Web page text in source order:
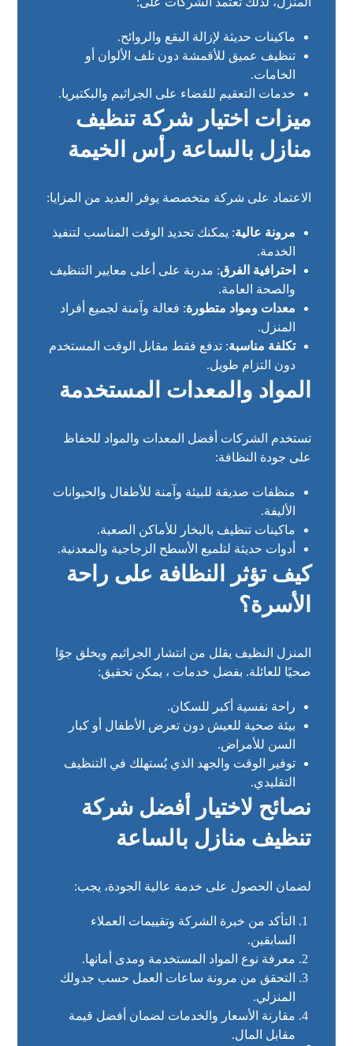
ماكينات حديثة لإزالة البقع والروائح.
تنظيف عميق للأقمشة دون تلف الألوان أو
الخامات.
خدمات التعقيم للقضاء على الجراثيم والبكتيريا.
ميزات اختيار شركة تنظيف
منازل بالساعة رأس الخيمة
الاعتماد على شركة متخصصة يوفر العديد من المزايا:
مرونة عالية: يمكنك تحديد الوقت المناسب لتنفيذ
الخدمة.
احترافية الفرق: مدربة على أعلى معايير التنظيف
والصحة العامة.
معدات ومواد متطورة: فعالة وآمنة لجميع أفراد
المنزل.
تكلفة مناسبة: تدفع فقط مقابل الوقت المستخدم
دون التزام طويل.
المواد والمعدات المستخدمة
تستخدم الشركات أفضل المعدات والمواد للحفاظ
على جودة النظافة:
منظفات صديقة للبيئة وآمنة للأطفال والحيوانات
الأليفة.
ماكينات تنظيف بالبخار للأماكن الصعبة.
أدوات حديثة لتلميع الأسطح الزجاجية والمعدنية.
كيف تؤثر النظافة على راحة
الأسرة؟
المنزل النظيف يقلل من انتشار الجراثيم ويخلق جوًا
صحيًا للعائلة. بفضل خدمات ، يمكن تحقيق:
راحة نفسية أكبر للسكان.
بيئة صحية للعيش دون تعرض الأطفال أو كبار
السن للأمراض.
توفير الوقت والجهد الذي يُستهلك في التنظيف
التقليدي.
نصائح لاختيار أفضل شركة
تنظيف منازل بالساعة
لضمان الحصول على خدمة عالية الجودة، يجب:
التأكد من خبرة الشركة وتقييمات العملاء
السابقين.
معرفة نوع المواد المستخدمة ومدى أمانها.
التحقق من مرونة ساعات العمل حسب جدولك
المنزلي.
مقارنة الأسعار والخدمات لضمان أفضل قيمة
مقابل المال.